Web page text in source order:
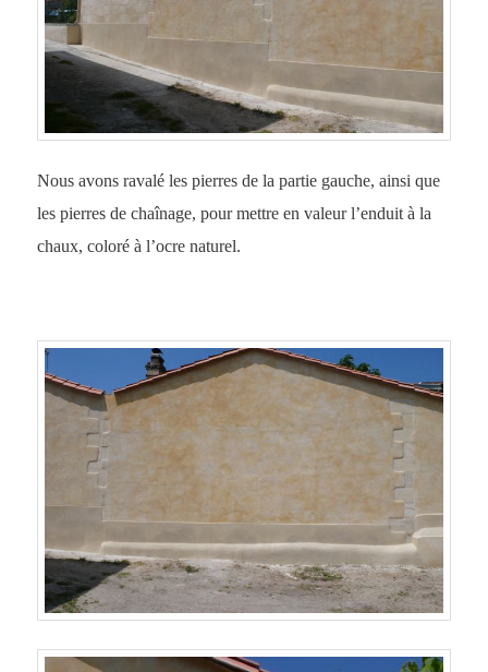
Nous avons ravalé les pierres de la partie gauche, ainsi que
les pierres de chaînage, pour mettre en valeur l’enduit à la
chaux, coloré à l’ocre naturel.